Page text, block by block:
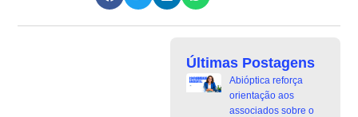
Últimas Postagens
Abióptica reforça
orientação aos
associados sobre o